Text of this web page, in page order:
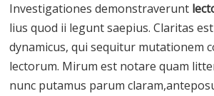
Investigationes demonstraverunt
lius quod ii legunt saepius. Claritas
dynamicus, qui sequitur mutationem
lectorum. Mirum est notare quam
nunc putamus parum